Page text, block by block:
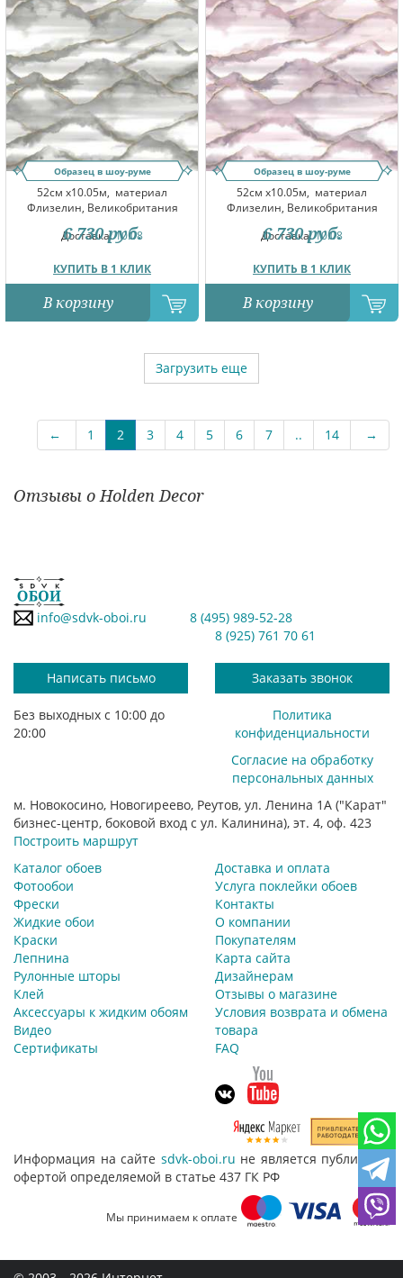
Образец в шоу-руме
52см x10.05м, материал
Флизелин, Великобритания
Доставка:10.08
КУПИТЬ В 1 КЛИК
6 730 руб.
В корзину
Образец в шоу-руме
52см x10.05м, материал
Флизелин, Великобритания
Доставка:10.08
КУПИТЬ В 1 КЛИК
6 730 руб.
В корзину
Загрузить еще
← 1 2 3 4 5 6 7 .. 14 →
Отзывы о Holden Decor
info@sdvk-oboi.ru
8 (495) 989-52-28
8 (925) 761 70 61
Написать письмо Заказать звонок
Без выходных с 10:00 до
20:00
Политика
конфиденциальности
Согласие на обработку
персональных данных
м. Новокосино, Новогиреево, Реутов, ул. Ленина 1А ("Карат"
бизнес-центр, боковой вход с ул. Калинина), эт. 4, оф. 423
Построить маршрут
Каталог обоев
Фотообои
Фрески
Жидкие обои
Краски
Лепнина
Рулонные шторы
Клей
Аксессуары к жидким обоям
Видео
Сертификаты
Доставка и оплата
Услуга поклейки обоев
Контакты
О компании
Покупателям
Карта сайта
Дизайнерам
Отзывы о магазине
Условия возврата и обмена
товара
FAQ
Информация на сайте sdvk-oboi.ru не является публичной
офертой определяемой в статье 437 ГК РФ
Мы принимаем к оплате